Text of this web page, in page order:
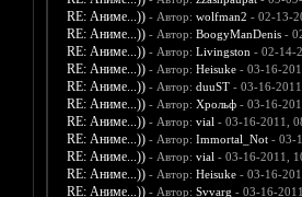
RE: Аниме...)) - Автор: wolfman2 - 02-13-
RE: Аниме...)) - Автор: BoogyManDenis-
RE: Аниме...)) - Автор: Livingston - 02-14-
RE: Аниме...)) - Автор: Heisuke- 03-16-
RE: Аниме...)) - Автор: duuST- 03-16-
RE: Аниме...)) - Автор: Хрольф- 03-16-
RE: Аниме...)) - Автор: vial - 03-16-2011,
RE: Аниме...)) - Автор: Immortal_Not- 03-
RE: Аниме...)) - Автор: vial - 03-16-2011,
RE: Аниме...)) - Автор: Heisuke- 03-16-
RE: Аниме...)) - Автор: Svvarg - 03-16-